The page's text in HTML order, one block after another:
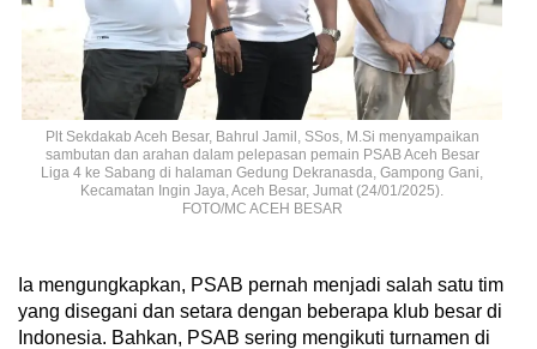
Plt Sekdakab Aceh Besar, Bahrul Jamil, SSos, M.Si menyampaikan
sambutan dan arahan dalam pelepasan pemain PSAB Aceh Besar
Liga 4 ke Sabang di halaman Gedung Dekranasda, Gampong Gani,
Kecamatan Ingin Jaya, Aceh Besar, Jumat (24/01/2025).
FOTO/MC ACEH BESAR
Ia mengungkapkan, PSAB pernah menjadi salah satu tim
yang disegani dan setara dengan beberapa klub besar di
Indonesia. Bahkan, PSAB sering mengikuti turnamen di